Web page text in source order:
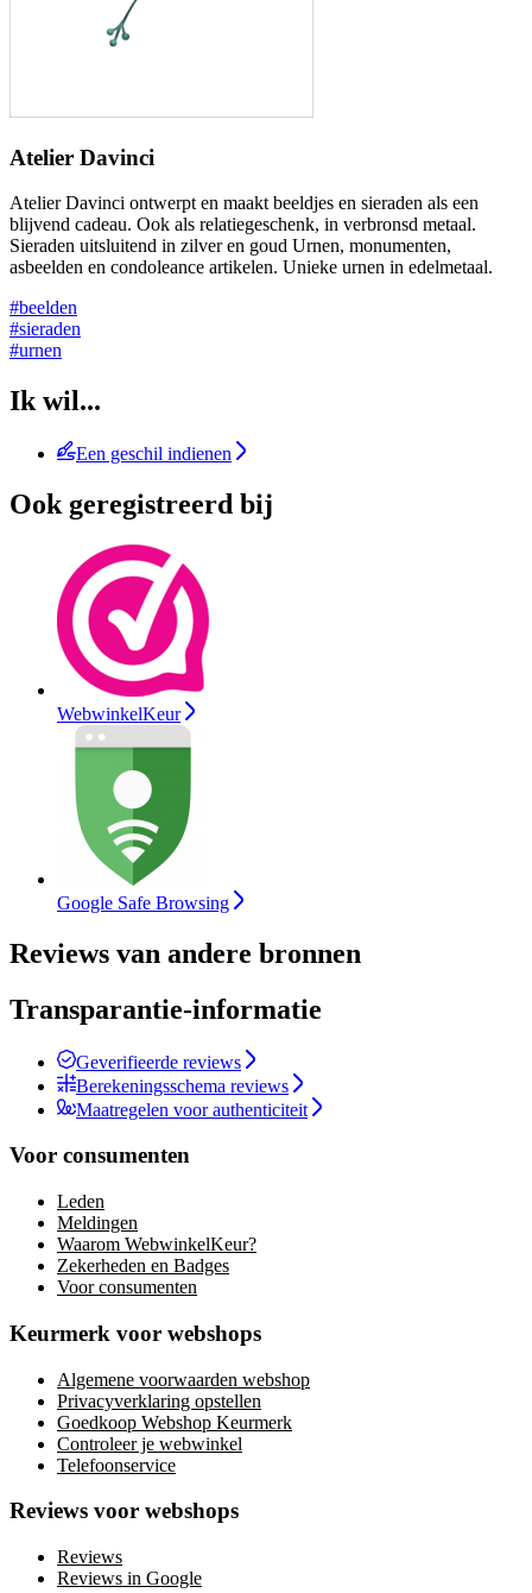
Atelier Davinci
Atelier Davinci ontwerpt en maakt beeldjes en sieraden als een
blijvend cadeau. Ook als relatiegeschenk, in verbronsd metaal.
Sieraden uitsluitend in zilver en goud Urnen, monumenten,
asbeelden en condoleance artikelen. Unieke urnen in edelmetaal.
#beelden
#sieraden
#urnen
Ik wil...
Een geschil indienen
Ook geregistreerd bij
WebwinkelKeur
Google Safe Browsing
Reviews van andere bronnen
Transparantie-informatie
Geverifieerde reviews
Berekeningsschema reviews
Maatregelen voor authenticiteit
Voor consumenten
Leden
Meldingen
Waarom WebwinkelKeur?
Zekerheden en Badges
Voor consumenten
Keurmerk voor webshops
Algemene voorwaarden webshop
Privacyverklaring opstellen
Goedkoop Webshop Keurmerk
Controleer je webwinkel
Telefoonservice
Reviews voor webshops
Reviews
Reviews in Google